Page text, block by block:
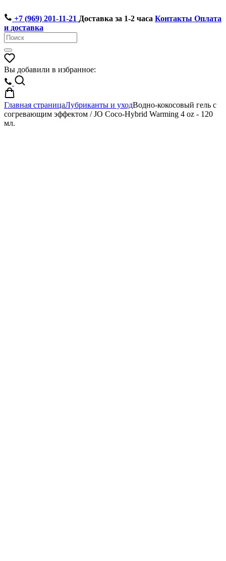
+7 (969) 201-11-21 Доставка за 1-2 часа Контакты Оплата
и доставка
Вы добавили в избранное:
Главная страницаЛубриканты и уходВодно-кокосовый гель с
согревающим эффектом / JO Coco-Hybrid Warming 4 oz - 120
мл.